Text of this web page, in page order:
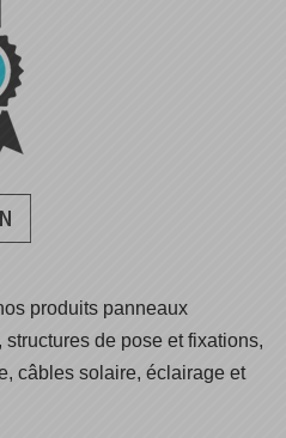
produits panneaux
de pose et fixations,
câbles solaire, éclairage et